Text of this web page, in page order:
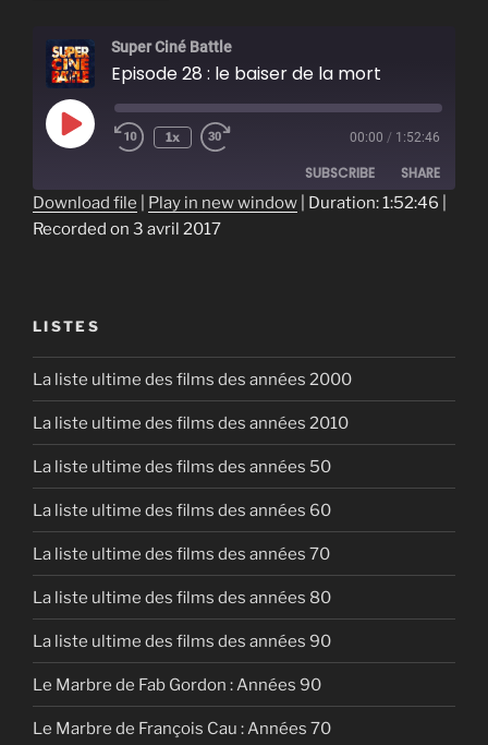
Super Ciné Battle
Episode 28 : le baiser de la mort
Play
Episode
1x 00:00 / 1:52:46
SUBSCRIBE SHARE
SHARE
EMBED
Download file Play in new window Duration: 1:52:46
Recorded on 3 avril 2017
LISTES
La liste ultime des films des années 2000
La liste ultime des films des années 2010
La liste ultime des films des années 50
La liste ultime des films des années 60
La liste ultime des films des années 70
La liste ultime des films des années 80
La liste ultime des films des années 90
Le Marbre de Fab Gordon : Années 90
Le Marbre de François Cau : Années 70